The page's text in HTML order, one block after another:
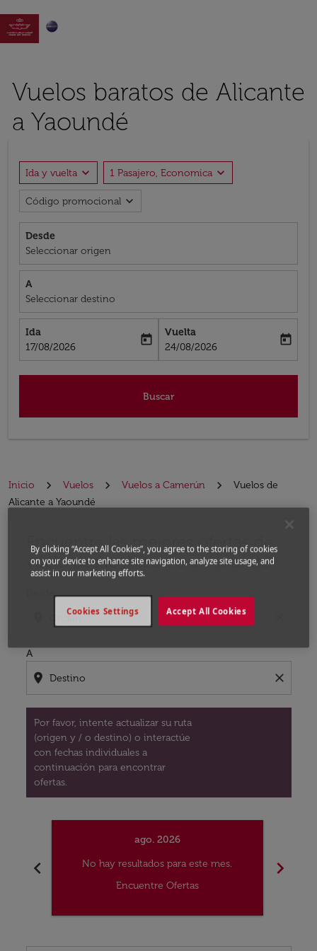

Vuelos baratos de Alicante
a Yaoundé
Ida y vuelta expand_more 1 Pasajero, Economica expand_more
Código promocional expand_more
Desde
Seleccionar origen
A
Seleccionar destino
Ida
fc-booking-departure-date-aria-label
17/08/2026
today
Vuelta
fc-booking-return-date-aria-label
24/08/2026
today
Buscar
Inicio Vuelos Vuelos a Camerún
Vuelos de
Alicante a Yaoundé
Encuentre las mejores ofertas de
vuelo desde Alicante a Yaoundé
Desde
A
location_on close
Por favor, intente actualizar su ruta
(origen y / o destino) o interactúe
con fechas individuales a
continuación para encontrar
ofertas.
chevron_left
ago. 2026
No hay resultados para este mes.
Encuentre Ofertas
chevron_right
By clicking “Accept All Cookies”, you agree to the storing of cookies
on your device to enhance site navigation, analyze site usage, and
assist in our marketing efforts.
Accept All Cookies
Cookies Settings